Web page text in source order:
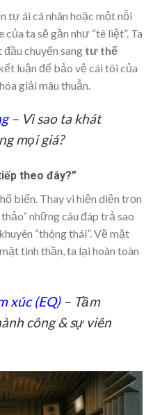
tự ái cá nhân hoặc một nỗi
ta sẽ gần như “tê liệt”. Ta
chuyển sang tư thế
kết luận để bảo vệ cái tôi của
giải mâu thuẫn.
– Vì sao ta khát
mọi giá?
theo đây?”
biến. Thay vì hiện diện trọn
những câu đáp trả sao
“thông thái”. Về mặt
tinh thần, ta lại hoàn toàn
xúc (EQ)– Tầm
công & sự viên